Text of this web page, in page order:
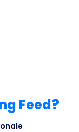
Feed?